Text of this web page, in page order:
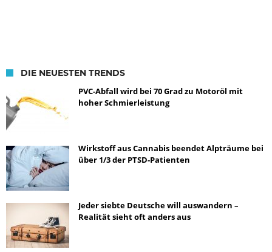
DIE NEUESTEN TRENDS
PVC-Abfall wird bei 70 Grad zu Motoröl mit
hoher Schmierleistung
Wirkstoff aus Cannabis beendet Alpträume bei
über 1/3 der PTSD-Patienten
Jeder siebte Deutsche will auswandern –
Realität sieht oft anders aus